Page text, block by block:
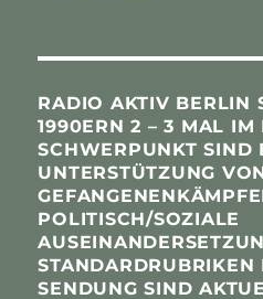
RADIO AKTIV BERLIN
1990ERN 2 – 3 MAL IM
SCHWERPUNKT SIND
UNTERSTÜTZUNG
POLITISCH/SOZIALE
STANDARDRUBRIKEN
SENDUNG SIND